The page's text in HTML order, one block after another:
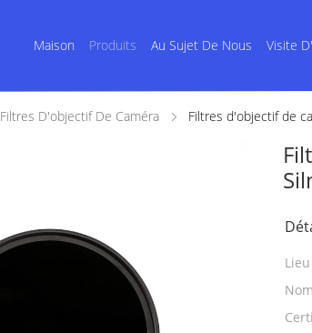
Maison Produits Au Sujet De Nous Visite
Filtres D'objectif De Caméra Filtres d'objectif de